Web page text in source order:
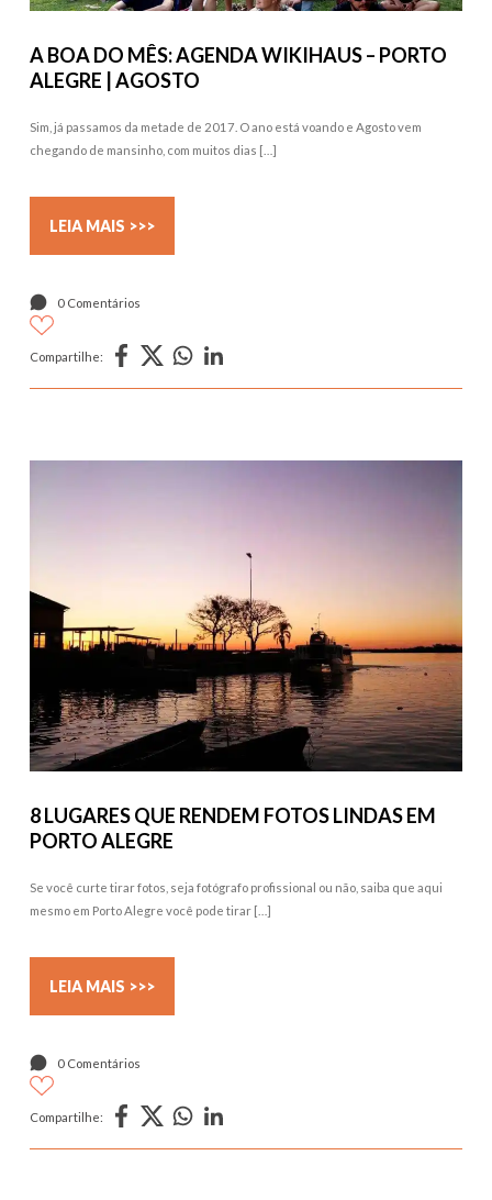
A BOA DO MÊS: AGENDA WIKIHAUS – PORTO
ALEGRE | AGOSTO
Sim, já passamos da metade de 2017. O ano está voando e Agosto vem
chegando de mansinho, com muitos dias […]
LEIA MAIS >>>
0 Comentários
Compartilhe:
8 LUGARES QUE RENDEM FOTOS LINDAS EM
PORTO ALEGRE
Se você curte tirar fotos, seja fotógrafo profissional ou não, saiba que aqui
mesmo em Porto Alegre você pode tirar […]
LEIA MAIS >>>
0 Comentários
Compartilhe: